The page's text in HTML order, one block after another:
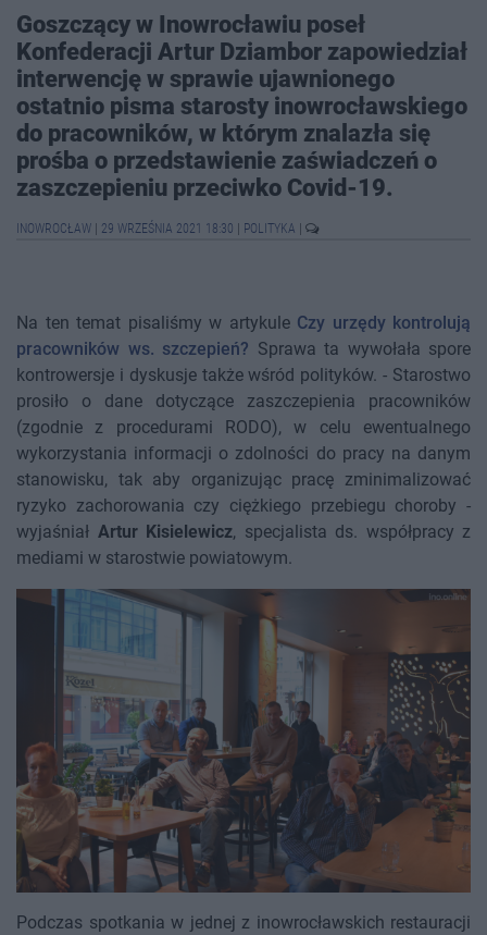
Goszczący w Inowrocławiu poseł
Konfederacji Artur Dziambor zapowiedział
interwencję w sprawie ujawnionego
ostatnio pisma starosty inowrocławskiego
do pracowników, w którym znalazła się
prośba o przedstawienie zaświadczeń o
zaszczepieniu przeciwko Covid-19.
INOWROCŁAW 29 WRZEŚNIA 2021 18:30 POLITYKA
Na ten temat pisaliśmy w artykule Czy urzędy kontrolują
pracowników ws. szczepień? Sprawa ta wywołała spore
kontrowersje i dyskusje także wśród polityków. - Starostwo
prosiło o dane dotyczące zaszczepienia pracowników
(zgodnie z procedurami RODO), w celu ewentualnego
wykorzystania informacji o zdolności do pracy na danym
stanowisku, tak aby organizując pracę zminimalizować
ryzyko zachorowania czy ciężkiego przebiegu choroby -
wyjaśniał Artur Kisielewicz, specjalista ds. współpracy z
mediami w starostwie powiatowym.
Podczas spotkania w jednej z inowrocławskich restauracji